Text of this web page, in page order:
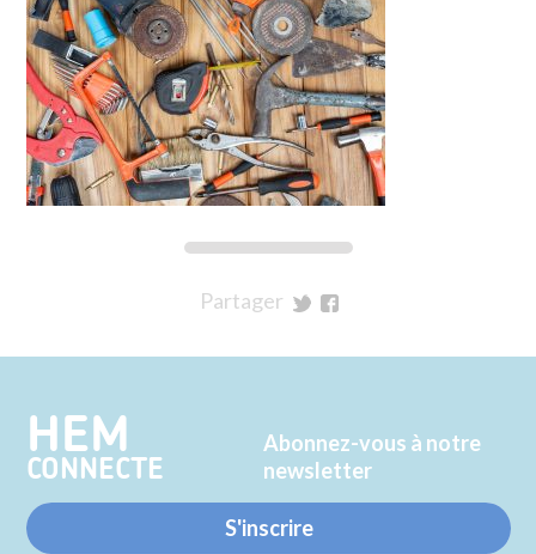
Partager
Twitter
Facebook
HEM
CONNECTE
Abonnez-vous à notre
newsletter
S'inscrire